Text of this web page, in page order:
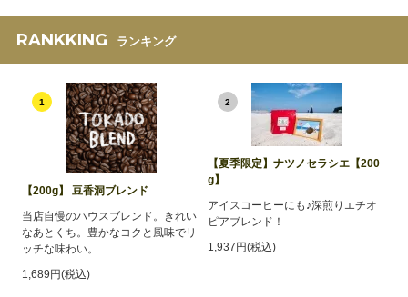
RANKKING ランキング
1
【200g】 豆香洞ブレンド
当店自慢のハウスブレンド。きれい
なあとくち。豊かなコクと風味でリ
ッチな味わい。
1,689円(税込)
2
【夏季限定】ナツノセラシエ【200
g】
アイスコーヒーにも♪深煎りエチオ
ピアブレンド！
1,937円(税込)